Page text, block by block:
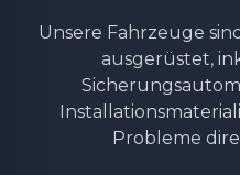
Unsere Fahrzeuge
ausgerüstet,
Probleme